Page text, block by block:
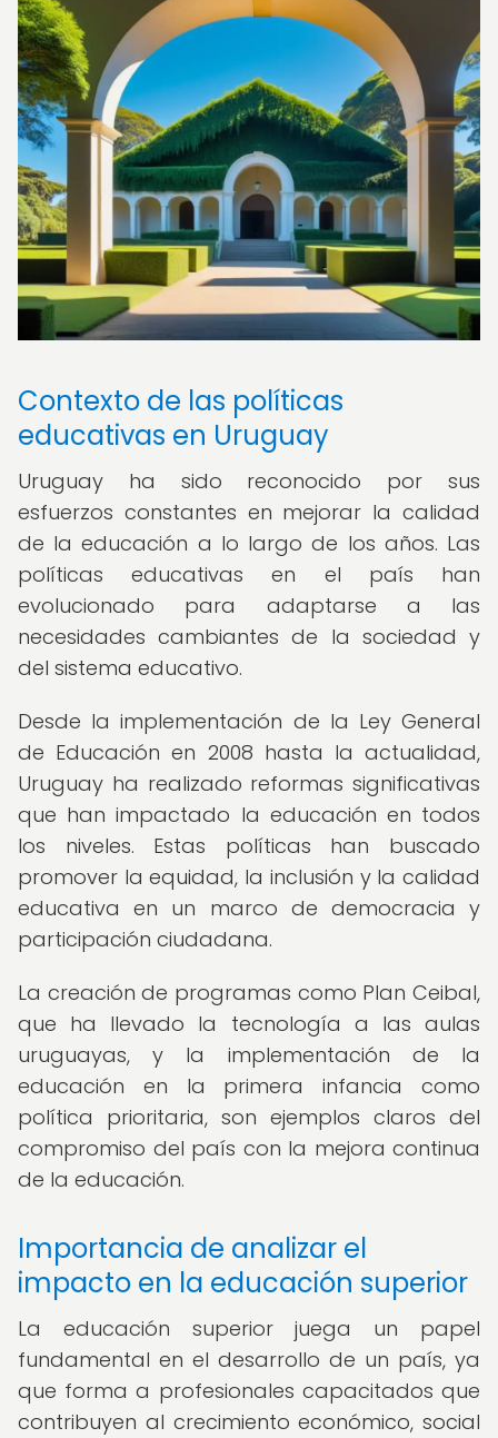
Contexto de las políticas
educativas en Uruguay
Uruguay ha sido reconocido por sus
esfuerzos constantes en mejorar la calidad
de la educación a lo largo de los años. Las
políticas educativas en el país han
evolucionado para adaptarse a las
necesidades cambiantes de la sociedad y
del sistema educativo.
Desde la implementación de la Ley General
de Educación en 2008 hasta la actualidad,
Uruguay ha realizado reformas significativas
que han impactado la educación en todos
los niveles. Estas políticas han buscado
promover la equidad, la inclusión y la calidad
educativa en un marco de democracia y
participación ciudadana.
La creación de programas como Plan Ceibal,
que ha llevado la tecnología a las aulas
uruguayas, y la implementación de la
educación en la primera infancia como
política prioritaria, son ejemplos claros del
compromiso del país con la mejora continua
de la educación.
Importancia de analizar el
impacto en la educación superior
La educación superior juega un papel
fundamental en el desarrollo de un país, ya
que forma a profesionales capacitados que
contribuyen al crecimiento económico, social